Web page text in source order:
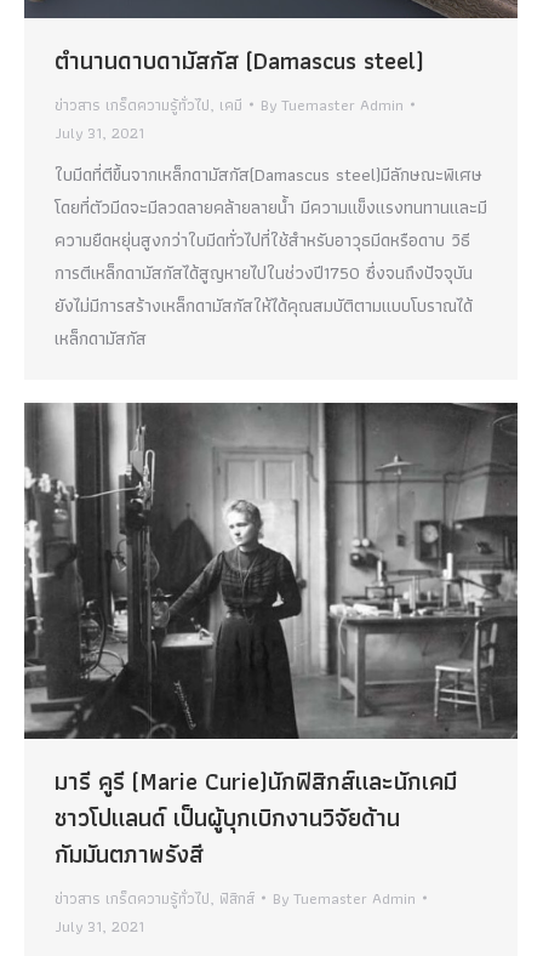
ตำนานดาบดามัสกัส (Damascus steel)
ข่าวสาร เกร็ดความรู้ทั่วไป, เคมี ByTuemaster Admin
July 31, 2021
ใบมีดที่ตีขึ้นจากเหล็กดามัสกัส(Damascus steel)มีลักษณะพิเศษ
โดยที่ตัวมีดจะมีลวดลายคล้ายลายน้ำ มีความแข็งแรงทนทานและมี
ความยืดหยุ่นสูงกว่าใบมีดทั่วไปที่ใช้สำหรับอาวุธมีดหรือดาบ วิธี
การตีเหล็กดามัสกัสได้สูญหายไปในช่วงปี1750 ซึ่งจนถึงปัจจุบัน
ยังไม่มีการสร้างเหล็กดามัสกัสให้ได้คุณสมบัติตามแบบโบราณได้
เหล็กดามัสกัส
มารี คูรี (Marie Curie)นักฟิสิกส์และนักเคมี
ชาวโปแลนด์ เป็นผู้บุกเบิกงานวิจัยด้าน
กัมมันตภาพรังสี
ข่าวสาร เกร็ดความรู้ทั่วไป, ฟิสิกส์ ByTuemaster Admin
July 31, 2021